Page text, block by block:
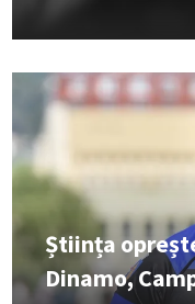
Știința
Dinamo,